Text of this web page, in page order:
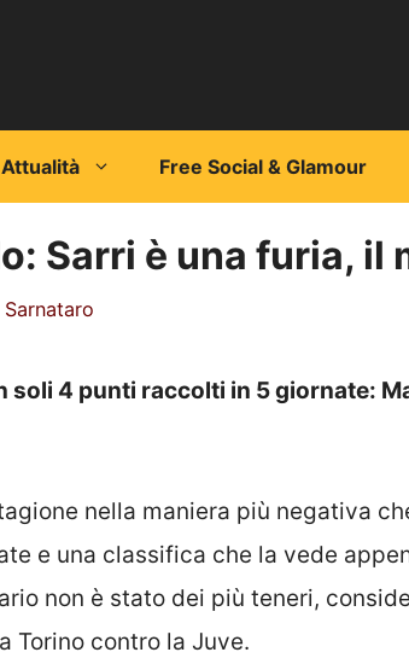
Attualità Free Social & Glamour
Sarri è una furia, il
soli 4 punti raccolti in 5 giornate:
nella maniera più negativa
e una classifica che la vede
non è stato dei più teneri,
Torino contro la Juve.